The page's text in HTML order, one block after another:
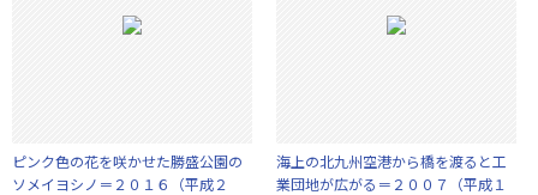
ピンク色の花を咲かせた勝盛公園の
ソメイヨシノ＝２０１６（平成２
海上の北九州空港から橋を渡ると工
業団地が広がる＝２００７（平成１